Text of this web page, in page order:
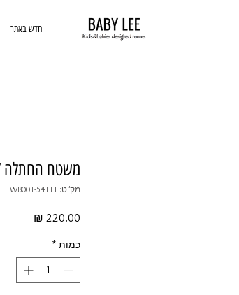
חדש באתר
משטח החתלה WAVE CLAY
מק"ט: 54111-WB001
כמות *